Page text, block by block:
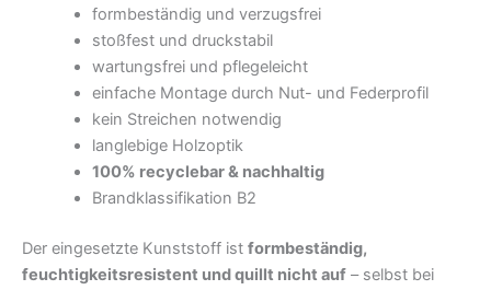
formbeständig und verzugsfrei
stoßfest und druckstabil
wartungsfrei und pflegeleicht
einfache Montage durch Nut- und Federprofil
kein Streichen notwendig
langlebige Holzoptik
100% recyclebar & nachhaltig
Brandklassifikation B2
Der eingesetzte Kunststoff ist formbeständig,
feuchtigkeitsresistent und quillt nicht auf – selbst bei